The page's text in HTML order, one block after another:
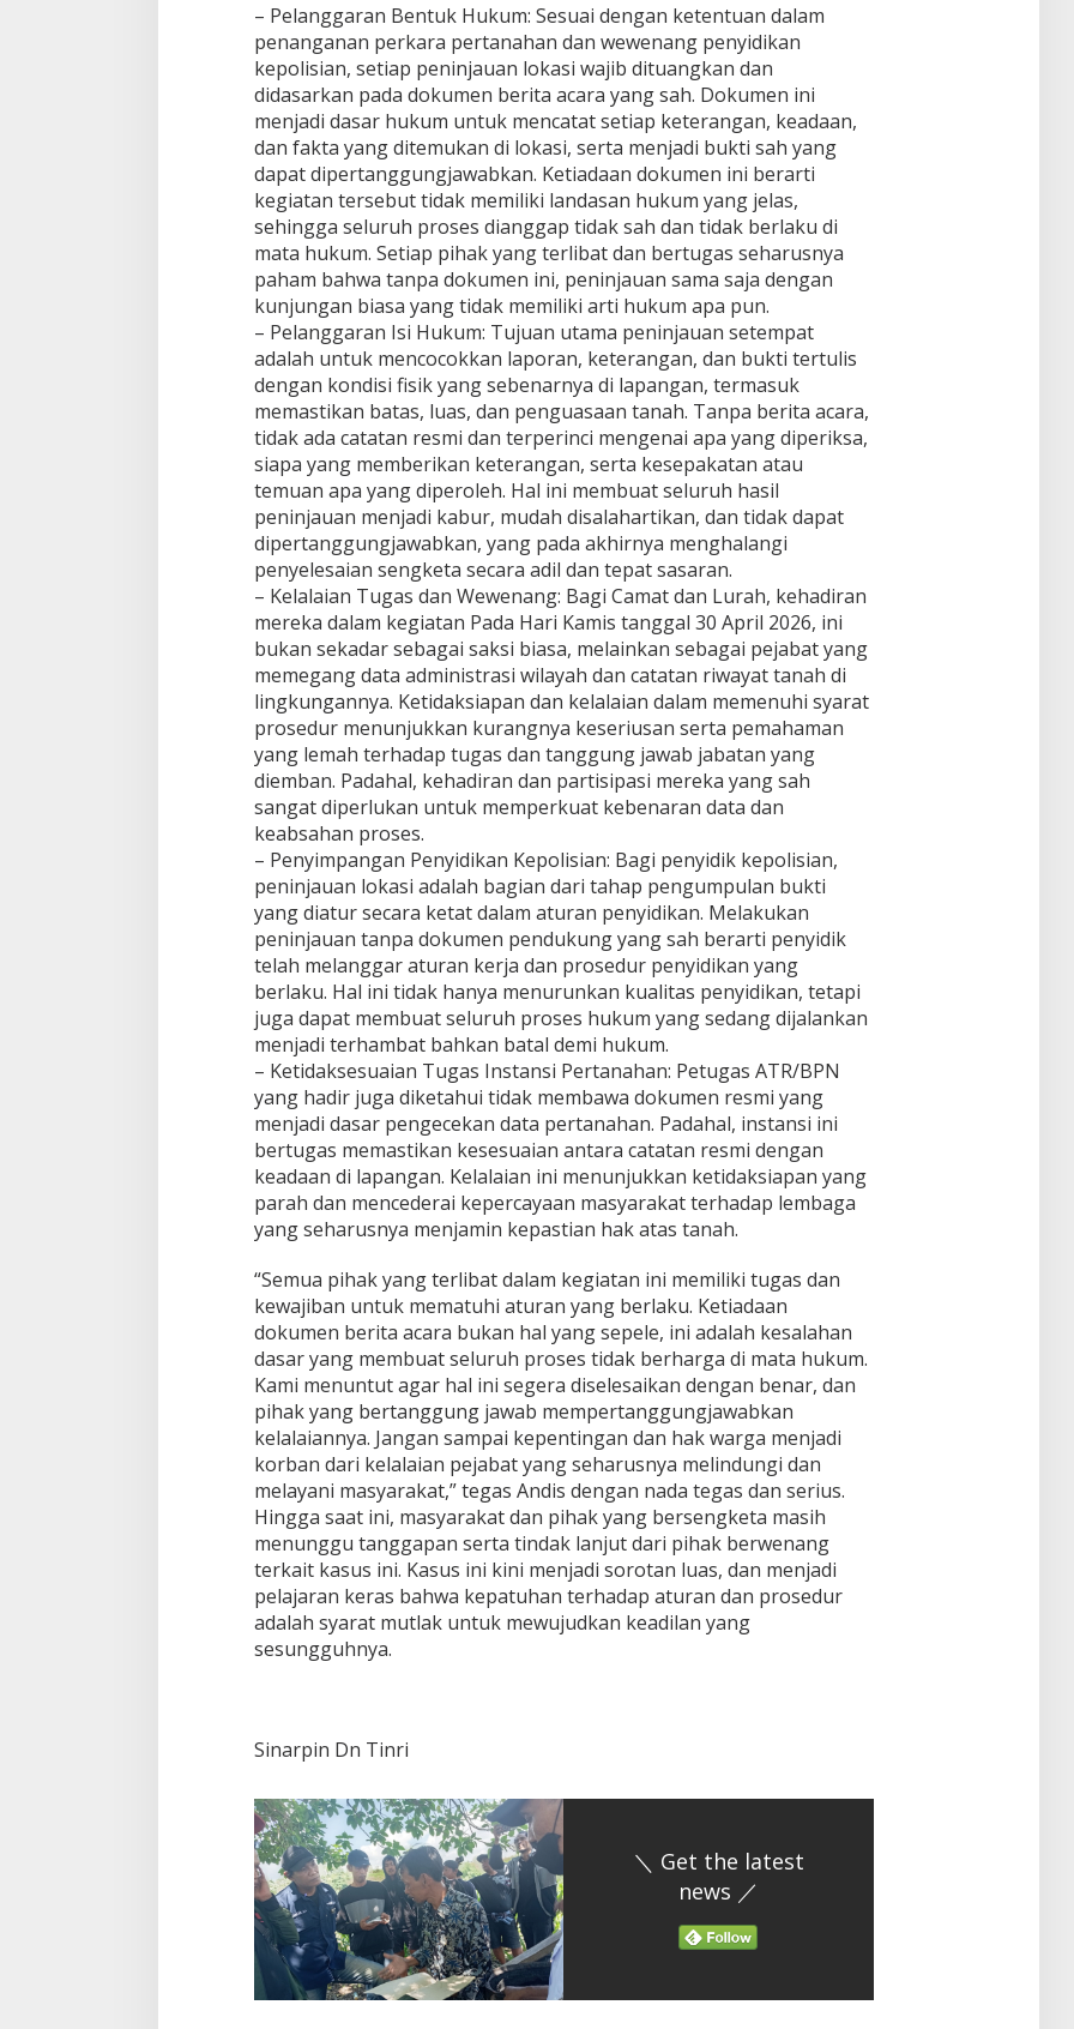
u
g
a
L
a
l
a
i
k
a
A
t
u
r
a
n
,
K
u
a
s
a
H
u
k
u
m
A
n
g
k
a
t
S
u
a
r
a
T
e
g
a
s
– Pelanggaran Bentuk Hukum: Sesuai dengan ketentuan dalam
penanganan perkara pertanahan dan wewenang penyidikan
kepolisian, setiap peninjauan lokasi wajib dituangkan dan
didasarkan pada dokumen berita acara yang sah. Dokumen ini
menjadi dasar hukum untuk mencatat setiap keterangan, keadaan,
dan fakta yang ditemukan di lokasi, serta menjadi bukti sah yang
dapat dipertanggungjawabkan. Ketiadaan dokumen ini berarti
kegiatan tersebut tidak memiliki landasan hukum yang jelas,
sehingga seluruh proses dianggap tidak sah dan tidak berlaku di
mata hukum. Setiap pihak yang terlibat dan bertugas seharusnya
paham bahwa tanpa dokumen ini, peninjauan sama saja dengan
kunjungan biasa yang tidak memiliki arti hukum apa pun.
– Pelanggaran Isi Hukum: Tujuan utama peninjauan setempat
adalah untuk mencocokkan laporan, keterangan, dan bukti tertulis
dengan kondisi fisik yang sebenarnya di lapangan, termasuk
memastikan batas, luas, dan penguasaan tanah. Tanpa berita acara,
tidak ada catatan resmi dan terperinci mengenai apa yang diperiksa,
siapa yang memberikan keterangan, serta kesepakatan atau
temuan apa yang diperoleh. Hal ini membuat seluruh hasil
peninjauan menjadi kabur, mudah disalahartikan, dan tidak dapat
dipertanggungjawabkan, yang pada akhirnya menghalangi
penyelesaian sengketa secara adil dan tepat sasaran.
– Kelalaian Tugas dan Wewenang: Bagi Camat dan Lurah, kehadiran
mereka dalam kegiatan Pada Hari Kamis tanggal 30 April 2026, ini
bukan sekadar sebagai saksi biasa, melainkan sebagai pejabat yang
memegang data administrasi wilayah dan catatan riwayat tanah di
lingkungannya. Ketidaksiapan dan kelalaian dalam memenuhi syarat
prosedur menunjukkan kurangnya keseriusan serta pemahaman
yang lemah terhadap tugas dan tanggung jawab jabatan yang
diemban. Padahal, kehadiran dan partisipasi mereka yang sah
sangat diperlukan untuk memperkuat kebenaran data dan
keabsahan proses.
– Penyimpangan Penyidikan Kepolisian: Bagi penyidik kepolisian,
peninjauan lokasi adalah bagian dari tahap pengumpulan bukti
yang diatur secara ketat dalam aturan penyidikan. Melakukan
peninjauan tanpa dokumen pendukung yang sah berarti penyidik
telah melanggar aturan kerja dan prosedur penyidikan yang
berlaku. Hal ini tidak hanya menurunkan kualitas penyidikan, tetapi
juga dapat membuat seluruh proses hukum yang sedang dijalankan
menjadi terhambat bahkan batal demi hukum.
– Ketidaksesuaian Tugas Instansi Pertanahan: Petugas ATR/BPN
yang hadir juga diketahui tidak membawa dokumen resmi yang
menjadi dasar pengecekan data pertanahan. Padahal, instansi ini
bertugas memastikan kesesuaian antara catatan resmi dengan
keadaan di lapangan. Kelalaian ini menunjukkan ketidaksiapan yang
parah dan mencederai kepercayaan masyarakat terhadap lembaga
yang seharusnya menjamin kepastian hak atas tanah.
“Semua pihak yang terlibat dalam kegiatan ini memiliki tugas dan
kewajiban untuk mematuhi aturan yang berlaku. Ketiadaan
dokumen berita acara bukan hal yang sepele, ini adalah kesalahan
dasar yang membuat seluruh proses tidak berharga di mata hukum.
Kami menuntut agar hal ini segera diselesaikan dengan benar, dan
pihak yang bertanggung jawab mempertanggungjawabkan
kelalaiannya. Jangan sampai kepentingan dan hak warga menjadi
korban dari kelalaian pejabat yang seharusnya melindungi dan
melayani masyarakat,” tegas Andis dengan nada tegas dan serius.
Hingga saat ini, masyarakat dan pihak yang bersengketa masih
menunggu tanggapan serta tindak lanjut dari pihak berwenang
terkait kasus ini. Kasus ini kini menjadi sorotan luas, dan menjadi
pelajaran keras bahwa kepatuhan terhadap aturan dan prosedur
adalah syarat mutlak untuk mewujudkan keadilan yang
sesungguhnya.
Sinarpin Dn Tinri
＼ Get the latest
news ／